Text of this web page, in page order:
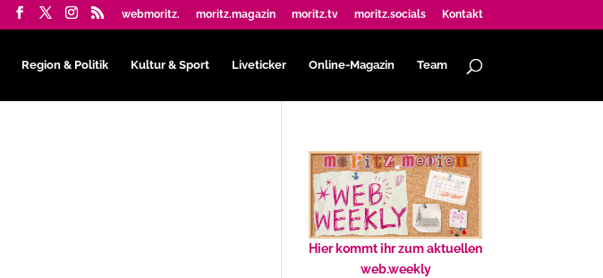
webmoritz. moritz.magazin moritz.tv moritz.socials Kontakt
Region & Politik Kultur & Sport Liveticker Online-Magazin Team
Hier kommt ihr zum aktuellen
web.weekly